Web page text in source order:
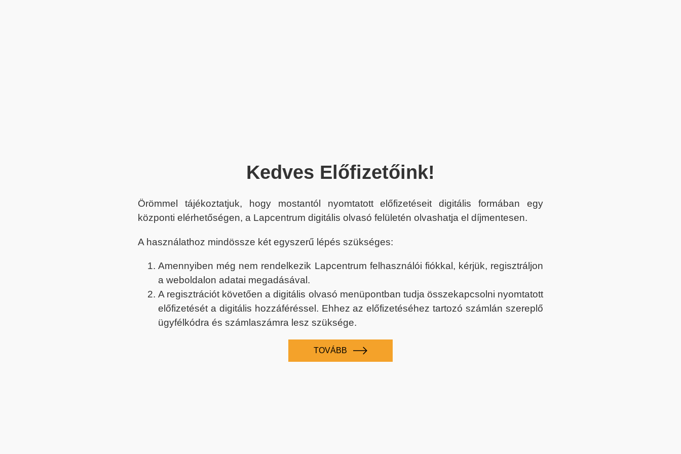
Kedves Előfizetőink!
Örömmel tájékoztatjuk, hogy mostantól nyomtatott előfizetéseit digitális formában egy
központi elérhetőségen, a Lapcentrum digitális olvasó felületén olvashatja el díjmentesen.
A használathoz mindössze két egyszerű lépés szükséges:
Amennyiben még nem rendelkezik Lapcentrum felhasználói fiókkal, kérjük, regisztráljon
a weboldalon adatai megadásával.
A regisztrációt követően a digitális olvasó menüpontban tudja összekapcsolni nyomtatott
előfizetését a digitális hozzáféréssel. Ehhez az előfizetéséhez tartozó számlán szereplő
ügyfélkódra és számlaszámra lesz szüksége.
TOVÁBB